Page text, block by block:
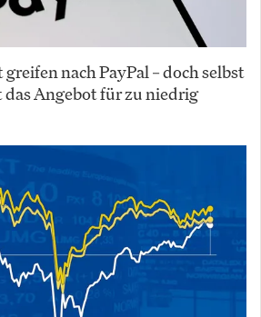
nach PayPal – doch selbst
Angebot für zu niedrig